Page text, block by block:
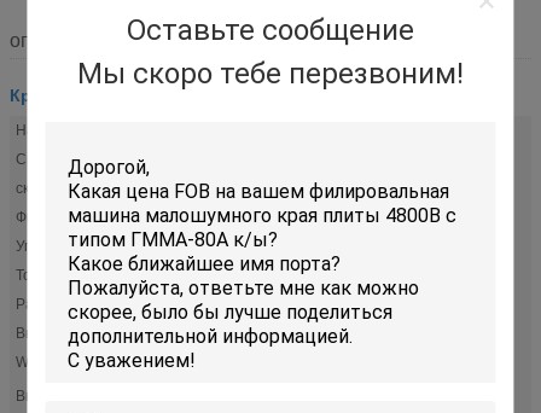
Оставьте сообщение
Мы скоро тебе перезвоним!
описание
Кромкофрезерная машина плиты
Напряжение тока мотора:
Сила мотора:
скорость мотора:
750-1050 р/мин
Филируя скорость:
0-1500 мм в минуту
Угол наклона:
0 до 60 градусов (регулируемых)
Толщина плиты:
8 до 60мм
Размер резца:
60мм (дя)
Высота Worktable:
730~760мм
Worktable:
Высокий свет: